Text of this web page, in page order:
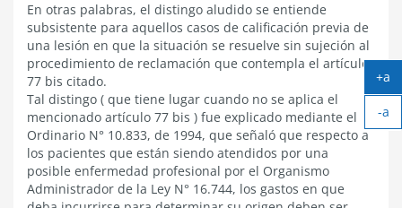
En otras palabras, el distingo aludido se entiende
subsistente para aquellos casos de calificación previa de
una lesión en que la situación se resuelve sin sujeción al
procedimiento de reclamación que contempla el artículo
77 bis citado.
Tal distingo ( que tiene lugar cuando no se aplica el
mencionado artículo 77 bis ) fue explicado mediante el
Ordinario N° 10.833, de 1994, que señaló que respecto a
los pacientes que están siendo atendidos por una
posible enfermedad profesional por el Organismo
Administrador de la Ley N° 16.744, los gastos en que
+a
-a